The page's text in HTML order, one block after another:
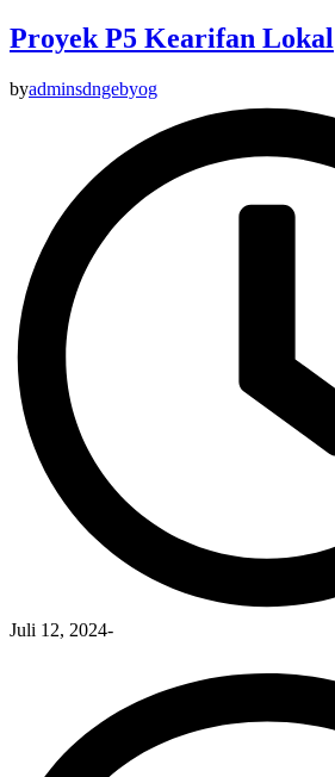
Proyek P5 Kearifan Lokal
byadminsdngebyog
Juli 12, 2024-